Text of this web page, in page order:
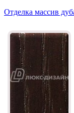
Отделка массив